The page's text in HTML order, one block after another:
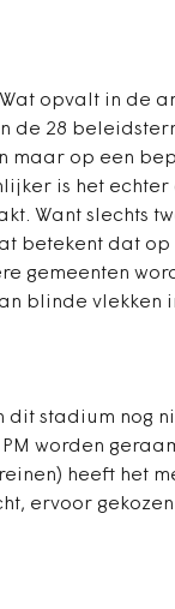
opvalt in de
de 28
maar op een
is het echter
Want slechts
betekent dat
gemeenten
blinde vlekken
dit stadium nog
worden
heeft het
ervoor